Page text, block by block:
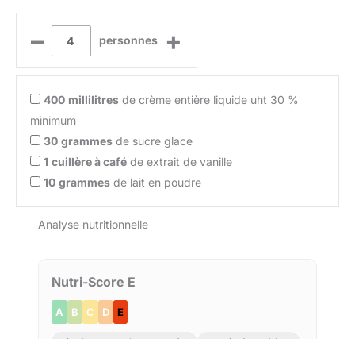
– personnes +
400 millilitres de crème entière liquide uht 30 %
minimum
30 grammes de sucre glace
1 cuillère à café de extrait de vanille
10 grammes de lait en poudre
Analyse nutritionnelle
Nutri-Score E
A B C D E